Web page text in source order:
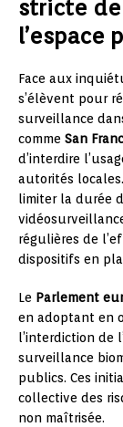
stricte
l’espace
Face aux
s’élèvent pour
surveillance
comme San
d’interdire
autorités
limiter la durée
régulières de
dispositifs en
Le Parlement
en adoptant en
l’interdiction de
surveillance
publics. Ces
collective des
non maîtrisée.